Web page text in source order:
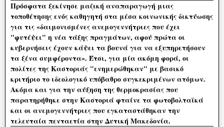
Πρόσφατα ξεκίνησε μαζική αναπαραγωγή μιας
τοποθέτησης ενός καθηγητή στα μέσα κοινωνικής δικτύωσης
για τις «δαιμονισμένες ανεμογεννήτριες που έχει
"φυτέψει" η νέα τάξης πραγμάτων, αφού πρώτα οι
κυβερνήσεις έχουν κάψει τα βουνά για να εξυπηρετήσουν
τα ξένα συμφέροντα». Έτσι, για μία ακόμη φορά, οι
πολίτες της Καστοριάς "ενημερώθηκαν" με βασικό
κριτήριο το ιδεολογικό υπόβαθρο συγκεκριμένων ατόμων.
Ακόμα και για την αύξηση της θερμοκρασίας που
παρατηρήθηκε στην Καστοριά φταίνε τα φωτοβολταϊκά
και οι ανεμογεννήτριες που εγκαταστάθηκαν την
τελευταία πενταετία στην Δυτική Μακεδονία.